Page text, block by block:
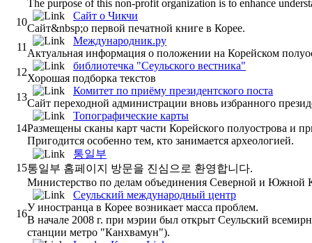
The purpose of this non-profit organization is to enhance
10
Сайт о Чикчи
Сайт&nbsp;о первой печатной книге в Корее.
11
Международник.ру
Актуальная информация о положении на Корейском
12
библиотечка "Сеульского вестника"
Хорошая подборка текстов
13
Комитет по приёму президентского поста
Сайт переходной администрации вновь избранного
14
Топографические карты
Размещены сканы карт части Корейского полуострова и
Пригодится особенно тем, кто занимается археологией.
15
통일부
통일부 홈페이지 방문을 진심으로 환영합니다.
Министерство по делам объединения Северной и Южной
16
Сеульский международный центр
У иностранца в Корее возникает масса проблем.
В начале 2008 г. при мэрии был открыт Сеульский
станции метро "Канхвамун").